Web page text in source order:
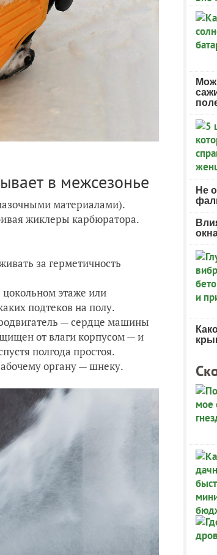
в межсезонье
материалами).
жиклеры карбюратора.
за герметичность
этаже или
подтеков на полу.
— сердце машины
от влаги корпусом — и
полгода простоя.
органу — шнеку.
Не